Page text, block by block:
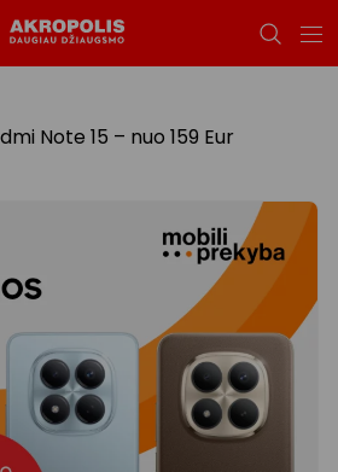
Note 15 – nuo 159 Eur